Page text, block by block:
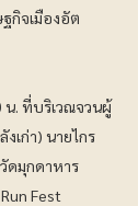
กิจเมืองอัต
น. ที่บริเวณจวนผู้
เก่า) นายไกร
ดมุกดาหาร
Fest